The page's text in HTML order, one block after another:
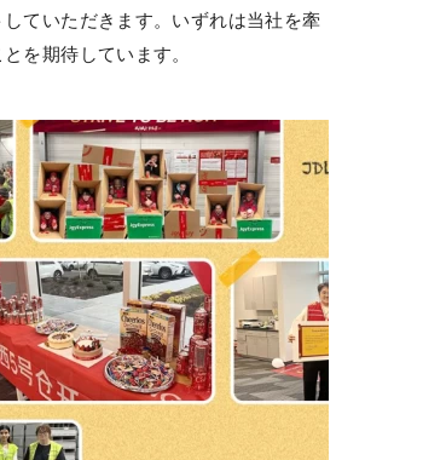
ていただきます。いずれは当社を牽
を期待しています。